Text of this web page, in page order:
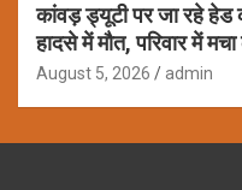
कांवड़ ड्यूटी पर जा रहे
हादसे में मौत, परिवार में मचा
August 5, 2026 admin